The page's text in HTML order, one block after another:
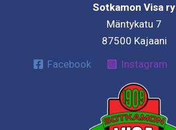
Sotkamon Visa ry
Mäntykatu 7
87500 Kajaani
Facebook
Instagram